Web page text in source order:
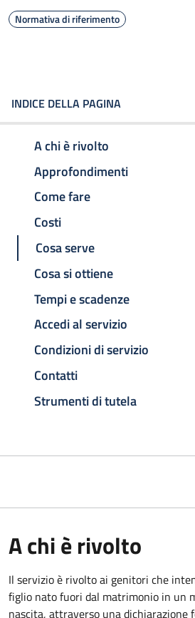
Normativa di riferimento
INDICE DELLA PAGINA
A chi è rivolto
Approfondimenti
Come fare
Costi
Cosa serve
Cosa si ottiene
Tempi e scadenze
Accedi al servizio
Condizioni di servizio
Contatti
Strumenti di tutela
A chi è rivolto
Il servizio è rivolto ai genitori che
figlio nato fuori dal matrimonio in un
nascita, attraverso una dichiarazione